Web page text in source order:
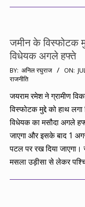
जमीन के विस्फोटक
विधेयक अगले हफ्ते
2011-
07-
13
BY: अनिल रघुराज ON:
राजनीति
जयराम रमेश ने ग्रामीण
विस्फोटक मुद्दे को हाथ
विधेयक का मसौदा अगले
जाएगा और इसके बाद 1
पटल पर रख दिया
मसला उड़ीसा से लेकर